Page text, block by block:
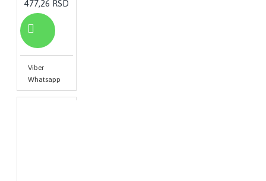
477,26 RSD
Viber
Whatsapp